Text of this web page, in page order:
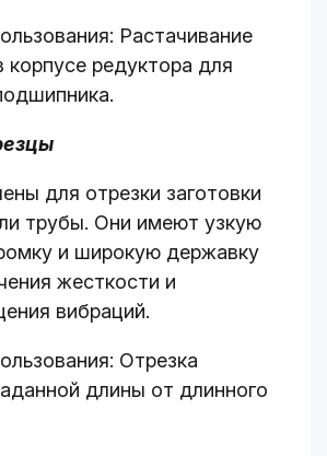
Растачивание
корпусе редуктора для
для отрезки заготовки
трубы. Они имеют узкую
и широкую державку
жесткости и
вибраций.
Отрезка
длины от длинного